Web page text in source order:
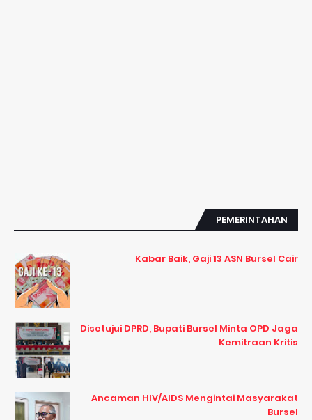
PEMERINTAHAN
Kabar Baik, Gaji 13 ASN Bursel Cair
Disetujui DPRD, Bupati Bursel Minta OPD Jaga
Kemitraan Kritis
Ancaman HIV/AIDS Mengintai Masyarakat
Bursel